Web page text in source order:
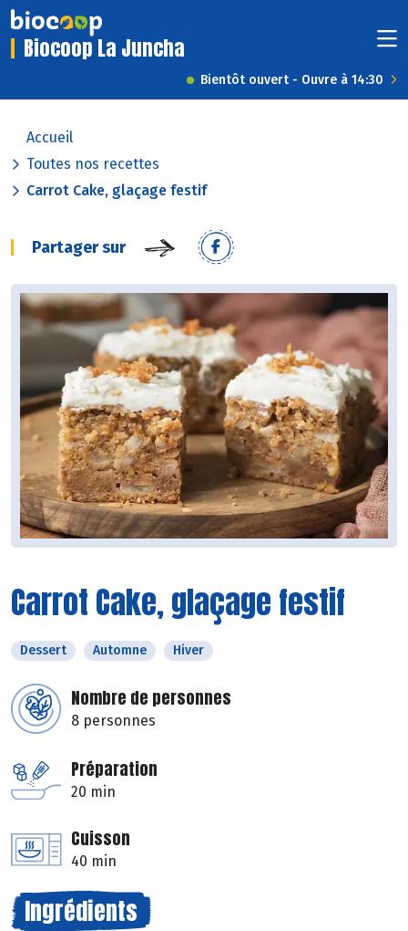
Biocoop La Juncha
Bientôt ouvert - Ouvre à 14:30
Accueil
Toutes nos recettes
Carrot Cake, glaçage festif
Partager sur
Carrot Cake, glaçage festif
Dessert Automne Hiver
Nombre de personnes
8 personnes
Préparation
20 min
Cuisson
40 min
Ingrédients